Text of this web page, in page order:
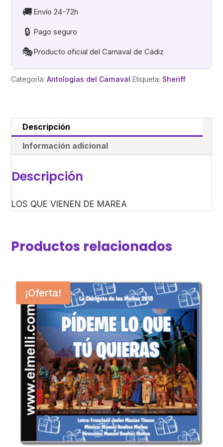
MAREA.
cantidad
🚚 Envío 24-72h
🔒 Pago seguro
🎭Producto oficial del Carnaval de Cádiz
Categoría:Antologías del Carnaval Etiqueta: Sheriff
Descripción
Información adicional
Descripción
LOS QUE VIENEN DE MAREA
Productos relacionados
¡Oferta!